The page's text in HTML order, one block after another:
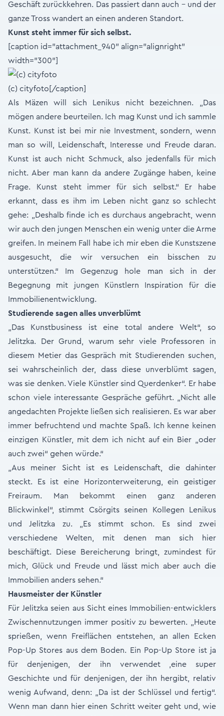
Geschäft zurückkehren. Das passiert dann auch - und der
ganze Tross wandert an einen anderen Standort.
Kunst steht immer für sich selbst.
[caption id="attachment_940" align="alignright"
width="300"]
(c) cityfoto[/caption]
Als Mäzen will sich Lenikus nicht bezeichnen. „Das
mögen andere beurteilen. Ich mag Kunst und ich sammle
Kunst. Kunst ist bei mir nie Investment, sondern, wenn
man so will, Leidenschaft, Interesse und Freude daran.
Kunst ist auch nicht Schmuck, also jedenfalls für mich
nicht. Aber man kann da andere Zugänge haben, keine
Frage. Kunst steht immer für sich selbst.“ Er habe
erkannt, dass es ihm im Leben nicht ganz so schlecht
gehe: „Deshalb finde ich es durchaus angebracht, wenn
wir auch den jungen Menschen ein wenig unter die Arme
greifen. In meinem Fall habe ich mir eben die Kunstszene
ausgesucht, die wir versuchen ein bisschen zu
unterstützen.“ Im Gegenzug hole man sich in der
Begegnung mit jungen Künstlern Inspiration für die
Immobilienentwicklung.
Studierende sagen alles unverblümt
„Das Kunstbusiness ist eine total andere Welt“, so
Jelitzka. Der Grund, warum sehr viele Professoren in
diesem Metier das Gespräch mit Studierenden suchen,
sei wahrscheinlich der, dass diese unverblümt sagen,
was sie denken. Viele Künstler sind Querdenker“. Er habe
schon viele interessante Gespräche geführt. „Nicht alle
angedachten Projekte ließen sich realisieren. Es war aber
immer befruchtend und machte Spaß. Ich kenne keinen
einzigen Künstler, mit dem ich nicht auf ein Bier „oder
auch zwei“ gehen würde.“
„Aus meiner Sicht ist es Leidenschaft, die dahinter
steckt. Es ist eine Horizonterweiterung, ein geistiger
Freiraum. Man bekommt einen ganz anderen
Blickwinkel“, stimmt Csörgits seinen Kollegen Lenikus
und Jelitzka zu. „Es stimmt schon. Es sind zwei
verschiedene Welten, mit denen man sich hier
beschäftigt. Diese Bereicherung bringt, zumindest für
mich, Glück und Freude und lässt mich aber auch die
Immobilien anders sehen.“
Hausmeister der Künstler
Für Jelitzka seien aus Sicht eines Immobilien-entwicklers
Zwischennutzungen immer positiv zu bewerten. „Heute
sprießen, wenn Freiflächen entstehen, an allen Ecken
Pop-Up Stores aus dem Boden. Ein Pop-Up Store ist ja
für denjenigen, der ihn verwendet ,eine super
Geschichte und für denjenigen, der ihn hergibt, relativ
wenig Aufwand, denn: „Da ist der Schlüssel und fertig“.
Wenn man dann hier einen Schritt weiter geht und, wie